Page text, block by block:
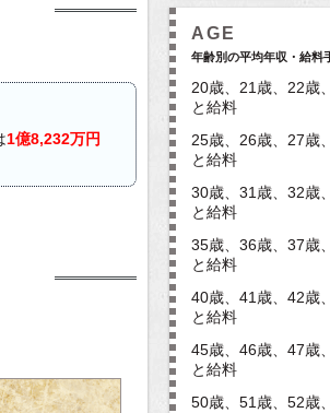
1億8,232万円
AGE
年齢別の平均年収・給料
20歳、21歳、22歳
と給料
25歳、26歳、27歳
と給料
30歳、31歳、32歳
と給料
35歳、36歳、37歳
と給料
40歳、41歳、42歳
と給料
45歳、46歳、47歳
と給料
50歳、51歳、52歳